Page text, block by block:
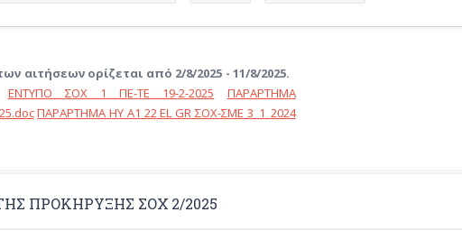
αιτήσεων ορίζεται από 2/8/2025 - 11/8/2025.
ΕΝΤΥΠΟ ΣΟΧ 1 ΠΕ-ΤΕ 19-2-2025
ΠΑΡΑΡΤΗΜΑ
ΠΑΡΑΡΤΗΜΑ ΗΥ A1 22 EL GR ΣΟΧ-ΣΜΕ 3_1_2024
ΠΡΟΚΗΡΥΞΗΣ ΣΟΧ 2/2025